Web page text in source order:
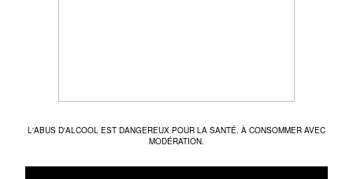
L'ABUS D'ALCOOL EST DANGEREUX POUR LA SANTÉ. À CONSOMMER AVEC
MODÉRATION.